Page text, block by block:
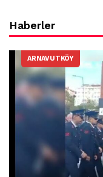
Haberler
ARNAVUTKÖY